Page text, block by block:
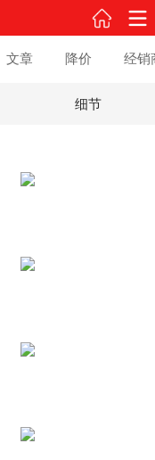
文章 降价 经销
细节